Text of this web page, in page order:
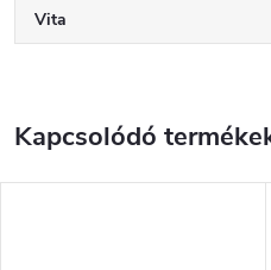
Vita
Kapcsolódó